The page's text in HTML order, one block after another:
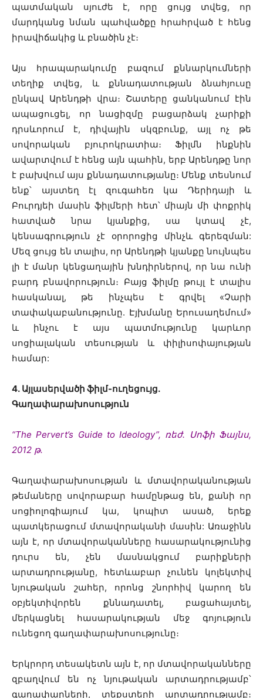
պատմական սյուժե է, որը ցույց տվեց, որ
մարդկանց նման պահվածքը հրահրված է հենց
իրավիճակից և բնածին չէ։
Այս հրապարակումը բազում քննարկումների
տեղիք տվեց, և քննադատության ձնահյուսը
ընկավ Արենդթի վրա։ Շատերը ցանկանում էին
ապացուցել, որ նացիզմը բացարձակ չարիքի
դրսևորում է, դիվային սկզբունք, այլ ոչ թե
սովորական բյուրոկրատիա։ Ֆիլմն ինքնին
ավարտվում է հենց այն պահին, երբ Արենդթը նոր
է բախվում այս քննադատությանը։ Մենք տեսնում
ենք՝ այստեղ էլ զուգահեռ կա Դերիդայի և
Բուրդյեի մասին ֆիլմերի հետ՝ միայն մի փոքրիկ
հատված նրա կյանքից, սա կտավ չէ,
կենսագրություն չէ օրորոցից մինչև գերեզման:
Մեզ ցույց են տալիս, որ Արենդթի կյանքը նույնպես
լի է մանր կենցաղային խնդիրներով, որ նա ունի
բարդ բնավորություն։ Բայց ֆիլմը թույլ է տալիս
հասկանալ, թե ինչպես է գրվել «Չարի
տափակաբանությունը. Էյխմանը Երուսաղեմում»
և ինչու է այս պատմությունը կարևոր
սոցիալական տեսության և փիլիսոփայության
համար:
4․ Այլասերվածի ֆիլմ-ուղեցույց.
Գաղափարախոսություն
“The Pervert’s Guide to Ideology”, ռեժ. Սոֆի Ֆայնս,
2012 թ․
Գաղափարախոսության և մտավորականության
թեմաները սովորաբար համընթաց են, քանի որ
սոցիոլոգիայում կա, կոպիտ ասած, երեք
պատկերացում մտավորականի մասին: Առաջինն
այն է, որ մտավորականները հասարակությունից
դուրս են, չեն մասնակցում բարիքների
արտադրությանը, հետևաբար չունեն կոլեկտիվ
նյութական շահեր, որոնց շնորհիվ կարող են
օբյեկտիվորեն քննադատել, բացահայտել,
մերկացնել հասարակության մեջ գոյություն
ունեցող գաղափարախոսությունը։
Երկրորդ տեսակետն այն է, որ մտավորականները
զբաղվում են ոչ նյութական արտադրությամբ՝
գաղափարների, տեքստերի արտադրությամբ։